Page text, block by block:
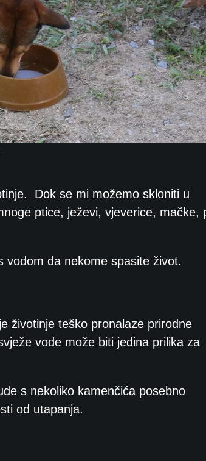
Dok se mi možemo skloniti u
ptice, ježevi, vjeverice, mačke,
vodom da nekome spasite život.
životinje teško pronalaze prirodne
vode može biti jedina prilika za
s nekoliko kamenčića posebno
od utapanja.